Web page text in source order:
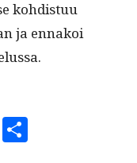
kohdis­tuu
ja ennakoi
T